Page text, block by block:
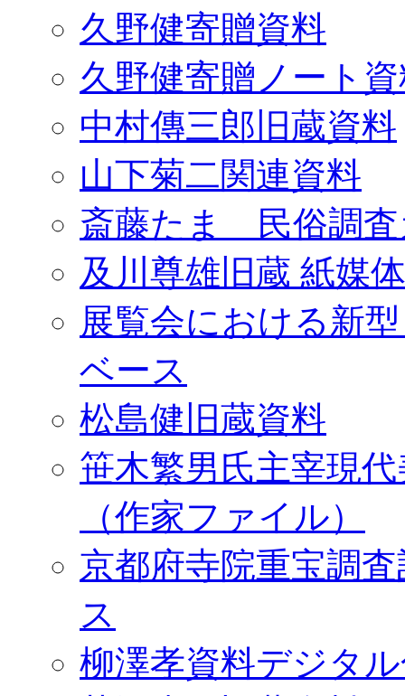
久野健寄贈資料
久野健寄贈ノート
中村傳三郎旧蔵資料
山下菊二関連資料
斎藤たま 民俗調査
及川尊雄旧蔵 紙媒
展覧会における新
ベース
松島健旧蔵資料
笹木繁男氏主宰現
（作家ファイル）
京都府寺院重宝調
ス
柳澤孝資料デジタ